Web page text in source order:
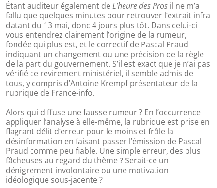
Étant auditeur également de L’heure des Pros il ne m’a
fallu que quelques minutes pour retrouver l’extrait infra
datant du 13 mai, donc 4 jours plus tôt. Dans celui-ci
vous entendrez clairement l’origine de la rumeur,
fondée qui plus est, et le correctif de Pascal Praud
indiquant un changement ou une précision de la règle
de la part du gouvernement. S’il est exact que je n’ai pas
vérifié ce revirement ministériel, il semble admis de
tous, y compris d’Antoine Krempf présentateur de la
rubrique de France-info.
Alors qui diffuse une fausse rumeur ? En l’occurrence
appliquer l’analyse à elle-même, la rubrique est prise en
flagrant délit d’erreur pour le moins et frôle la
désinformation en faisant passer l’émission de Pascal
Praud comme peu fiable. Une simple erreur, des plus
fâcheuses au regard du thème ? Serait-ce un
dénigrement involontaire ou une motivation
idéologique sous-jacente ?